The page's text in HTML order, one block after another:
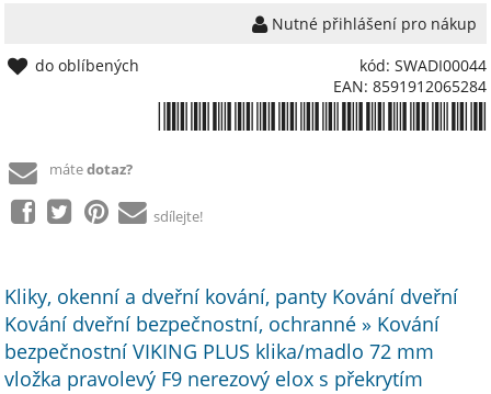
Nutné přihlášení pro nákup
kód: SWADI00044
EAN: 8591912065284
do oblíbených
mátedotaz?
sdílejte!
Kliky, okenní a dveřní kování, panty Kování dveřní
Kování dveřní bezpečnostní, ochranné » Kování
bezpečnostní VIKING PLUS klika/madlo 72 mm
vložka pravolevý F9 nerezový elox s překrytím